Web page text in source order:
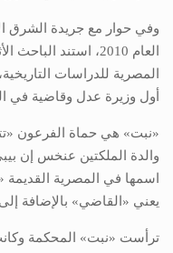
العام 2010، استند
المصرية للدراسات
أول وزيرة عدل وقاضية في
«نبت» هي حماة الفرعون
والدة الملكتين عنخس إن
اسمها في المصرية
يعني «القاضي» بالإضافة
ترأست «نبت» المحكمة